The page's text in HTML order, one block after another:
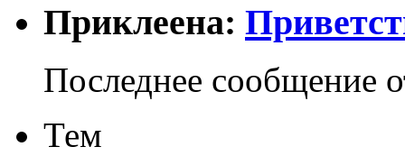
Приклеена:
Последнее сообщение
Тем